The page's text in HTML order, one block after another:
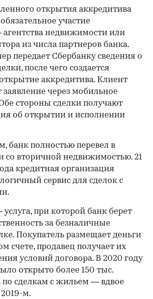
открытия аккредитива
участие
недвижимости или
из числа партнеров банка.
передает Сбербанку сведения о
после чего создается
аккредитива. Клиент
заявление через мобильное
стороны сделки получают
об открытии и исполнении
банк полностью перевел в
со вторичной недвижимостью. 21
кредитная организация
сервис для сделок с
при которой банк берет
за безналичные
Покупатель размещает деньги
счете, продавец получает их
условий договора. В 2020 году
открыто более 150 тыс.
по сделкам с жильем — вдвое
м.